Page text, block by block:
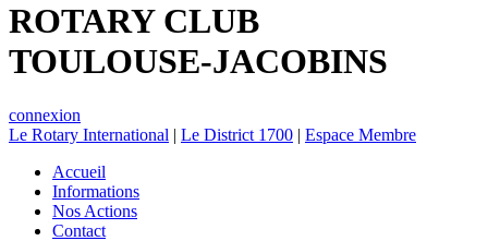
ROTARY CLUB
TOULOUSE-JACOBINS
connexion
Le Rotary International | Le District 1700 | Espace Membre
Accueil
Informations
Nos Actions
Contact